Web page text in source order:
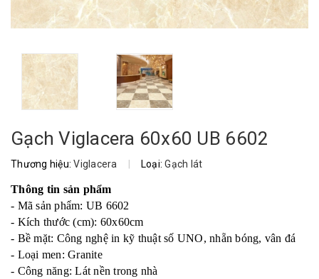
Gạch Viglacera 60x60 UB 6602
Thương hiệu:Viglacera | Loại:Gạch lát
Thông tin sản phẩm
- Mã sản phẩm: UB 6602
- Kích thước (cm): 60x60cm
- Bề mặt: Công nghệ in kỹ thuật số UNO, nhẵn bóng, vân đá
- Loại men: Granite
- Công năng: Lát nền trong nhà